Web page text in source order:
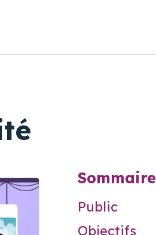
Sommaire
Public
Objectifs